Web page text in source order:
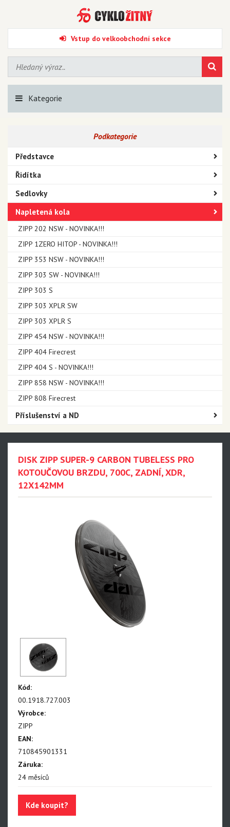
Vstup do velkoobchodní sekce
Kategorie
Podkategorie
Představce
Řidítka
Sedlovky
Napletená kola
ZIPP 202 NSW - NOVINKA!!!
ZIPP 1ZERO HITOP - NOVINKA!!!
ZIPP 353 NSW - NOVINKA!!!
ZIPP 303 SW - NOVINKA!!!
ZIPP 303 S
ZIPP 303 XPLR SW
ZIPP 303 XPLR S
ZIPP 454 NSW - NOVINKA!!!
ZIPP 404 Firecrest
ZIPP 404 S - NOVINKA!!!
ZIPP 858 NSW - NOVINKA!!!
ZIPP 808 Firecrest
Příslušenství a ND
DISK ZIPP SUPER-9 CARBON TUBELESS PRO
KOTOUČOVOU BRZDU, 700C, ZADNÍ, XDR,
12X142MM
Kód:
00.1918.727.003
Výrobce:
ZIPP
EAN:
710845901331
Záruka:
24 měsíců
Kde koupit?